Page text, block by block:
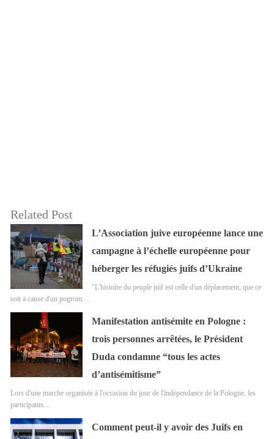
Related Post
L’Association juive européenne lance une
campagne à l’échelle européenne pour
héberger les réfugiés juifs d’Ukraine
"L'histoire du peuple juif est celle d'un déplacement, que ce
soit à cause d'un pogrom…
Manifestation antisémite en Pologne :
trois personnes arrêtées, le Président
Duda condamne “tous les actes
d’antisémitisme”
Lors d'une marche organisée à l'occasion du jour de l'indépendance de la Pologne, les
participants…
Comment peut-il y avoir des Juifs en